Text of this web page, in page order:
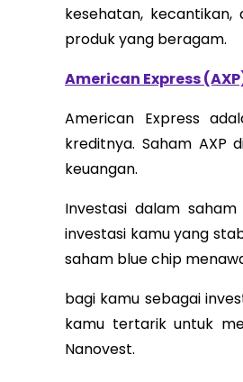
kesehatan,
produk yang beragam.
American Express
American Express
kreditnya. Saham AXP
keuangan.
Investasi dalam
investasi kamu yang
saham blue chip
bagi kamu sebagai
kamu tertarik untuk
Nanovest.